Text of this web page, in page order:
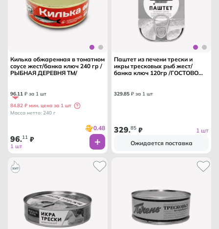
Килька обжаренная в томатном
соусе жест/банка ключ 240 гр /
РЫБНАЯ ДЕРЕВНЯ ТМ/
96.11 ₽ за 1 шт
84.82 ₽ мин. цена за 1 шт
Масса нетто: 240 г
0.48
96.11 ₽
1 шт
Паштет из печени трески и
икры тресковых рыб жест/
банка ключ 120гр /ГОСТОВО
329.85 ₽ за 1 шт
329.85 ₽
1 шт
Ожидается поставка